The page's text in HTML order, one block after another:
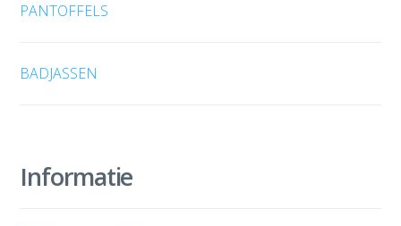
PANTOFFELS
BADJASSEN
Informatie